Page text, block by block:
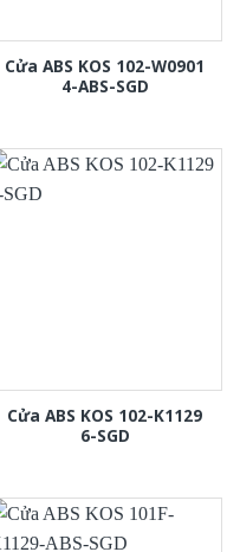
Cửa ABS KOS 102-W0901
4-ABS-SGD
Cửa ABS KOS 102-K1129
6-SGD